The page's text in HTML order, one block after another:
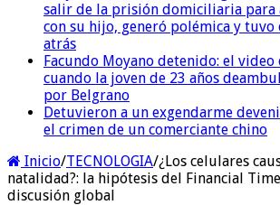
salir de la prisión domiciliaria para
con su hijo, generó polémica y tuvo
atrás
Facundo Moyano detenido: el
cuando la joven de 23 años
por Belgrano
Detuvieron a un exgendarme
el crimen de un comerciante chino
Inicio/TECNOLOGIA/¿Los celulares
natalidad?: la hipótesis del Financial
discusión global